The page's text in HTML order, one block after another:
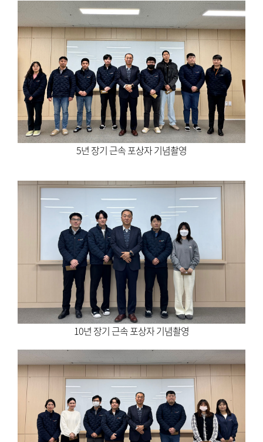
5년 장기 근속 포상자 기념촬영
10년 장기 근속 포상자 기념촬영